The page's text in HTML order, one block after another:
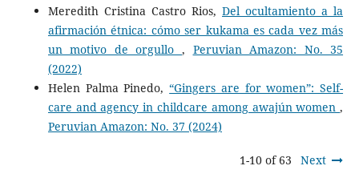
Meredith Cristina Castro Rios,Del ocultamiento a la
afirmación étnica: cómo ser kukama es cada vez más
un motivo de orgullo , Peruvian Amazon: No. 35
(2022)
Helen Palma Pinedo,“Gingers are for women”: Self-
care and agency in childcare among awajún women,
Peruvian Amazon: No. 37 (2024)
1-10 of 63 Next